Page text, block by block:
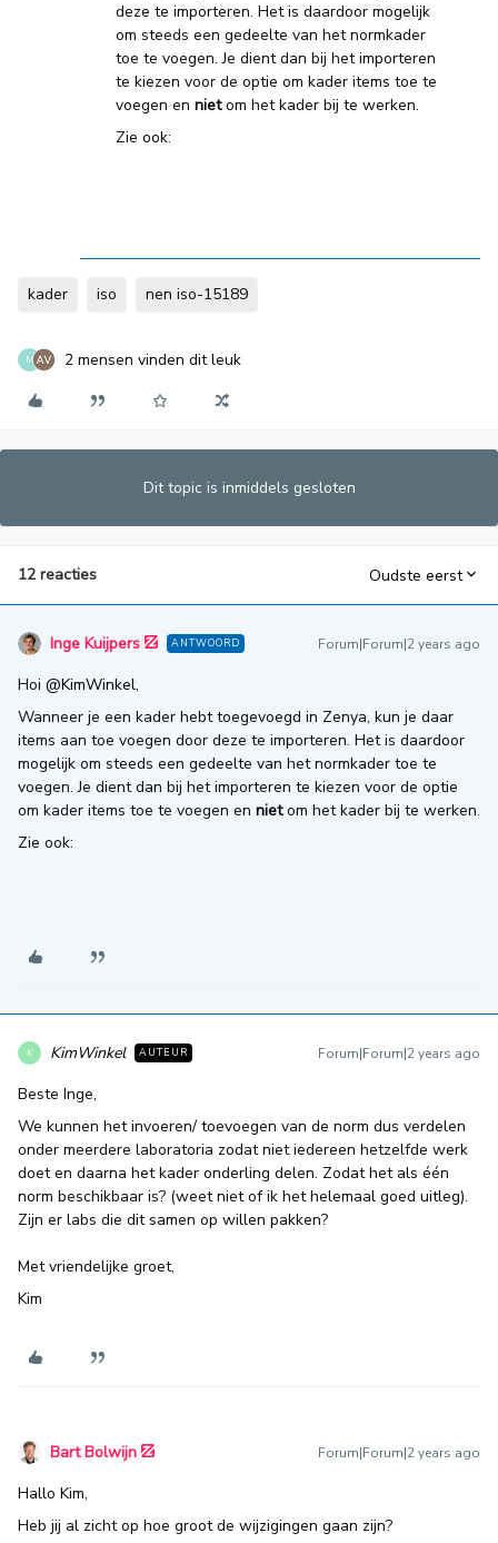
deze te importeren. Het is daardoor mogelijk
om steeds een gedeelte van het normkader
toe te voegen. Je dient dan bij het importeren
te kiezen voor de optie om kader items toe te
voegen en nietom het kader bij te werken.
Zie ook:
kader iso nen iso-15189
M 2 mensen vinden dit leuk
Dit topic is inmiddels gesloten
12 reacties Oudste eerst
Inge Kuijpers ANTWOORD Forum|Forum|2 years ago
Hoi @KimWinkel,
Wanneer je een kader hebt toegevoegd in Zenya, kun je daar
items aan toe voegen door deze te importeren. Het is daardoor
mogelijk om steeds een gedeelte van het normkader toe te
voegen. Je dient dan bij het importeren te kiezen voor de optie
om kader items toe te voegen en nietom het kader bij te werken.
Zie ook:
K KimWinkel AUTEUR Forum|Forum|2 years ago
Beste Inge,
We kunnen het invoeren/ toevoegen van de norm dus verdelen
onder meerdere laboratoria zodat niet iedereen hetzelfde werk
doet en daarna het kader onderling delen. Zodat het als één
norm beschikbaar is? (weet niet of ik het helemaal goed uitleg).
Zijn er labs die dit samen op willen pakken?
Met vriendelijke groet,
Kim
Bart Bolwijn Forum|Forum|2 years ago
Hallo Kim,
Heb jij al zicht op hoe groot de wijzigingen gaan zijn?